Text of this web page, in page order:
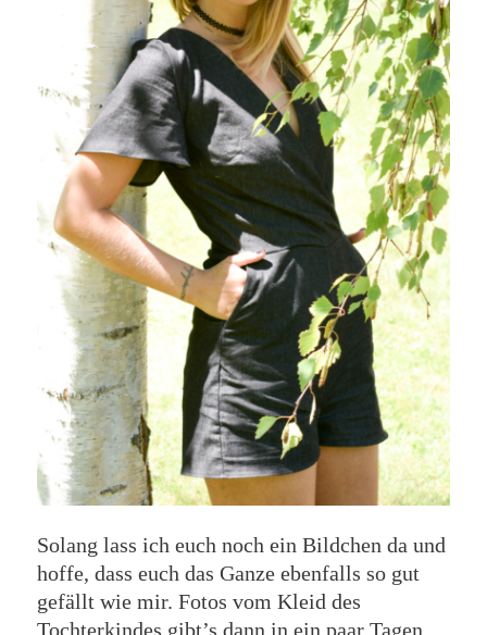
Solang lass ich euch noch ein Bildchen da und
hoffe, dass euch das Ganze ebenfalls so gut
gefällt wie mir. Fotos vom Kleid des
Tochterkindes gibt’s dann in ein paar Tagen